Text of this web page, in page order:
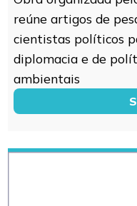
reúne artigos de
cientistas políticos
diplomacia e de
ambientais